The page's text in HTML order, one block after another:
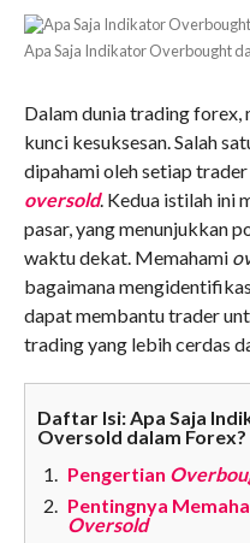
Apa Saja Indikator Overbought
Dalam dunia trading forex,
kunci kesuksesan. Salah
dipahami oleh setiap
oversold. Kedua istilah ini
pasar, yang menunjukkan
waktu dekat. Memahami
bagaimana
dapat membantu trader
trading yang lebih cerdas
Daftar Isi: Apa Saja
Oversold dalam Forex?
Pengertian
Pentingnya
Oversold